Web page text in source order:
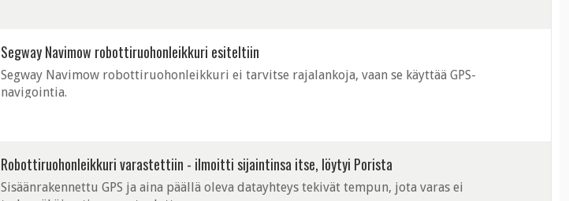
Segway Navimow robottiruohonleikkuri esiteltiin
Segway Navimow robottiruohonleikkuri ei tarvitse rajalankoja, vaan se käyttää GPS-
navigointia.
Robottiruohonleikkuri varastettiin - ilmoitti sijaintinsa itse, löytyi Porista
Sisäänrakennettu GPS ja aina päällä oleva datayhteys tekivät tempun, jota varas ei